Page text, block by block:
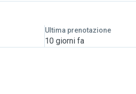
Ultima prenotazione
10 giorni fa